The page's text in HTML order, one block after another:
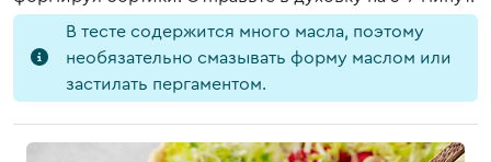
В тесте содержится много масла, поэтому
необязательно смазывать форму маслом или
застилать пергаментом.